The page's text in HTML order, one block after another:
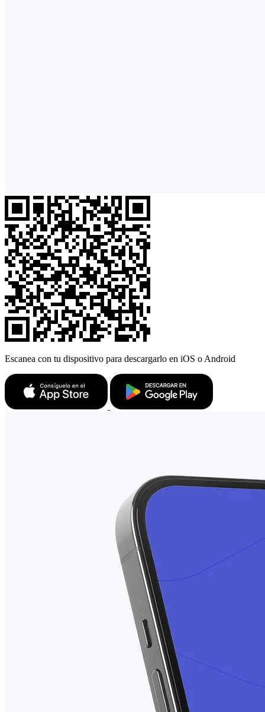
Escanea con tu dispositivo para descargarlo en iOS o Android